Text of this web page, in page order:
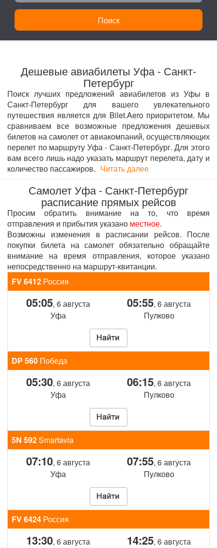
Поиск
Дешевые авиабилеты Уфа - Санкт-
Петербург
Поиск лучших предложений авиабилетов из Уфы в
Санкт-Петербург для вашего увлекательного
путешествия является для Bilet.Aero приоритетом. Мы
сравниваем все возможные предложения дешевых
билетов на самолет от авиакомпаний, осуществляющих
перелет по маршруту Уфа - Санкт-Петербург. Для этого
вам всего лишь надо указать маршрут перелета, дату и
количество пассажиров. Читать далее
Самолет Уфа - Санкт-Петербург
расписание прямых рейсов
Просим обратить внимание на то, что время
отправления и прибытия указано местное.
Возможны изменения в расписании рейсов. После
покупки билета на самолет обязательно обращайте
внимание на время отправления, которое указано
непосредственно на маршрут-квитанции.
FV 6412 Россия
05:05, 6 августа
Уфа
05:55, 6 августа
Пулково
DP 560 Победа
05:30, 6 августа
Уфа
06:15, 6 августа
Пулково
5N 592Smartavia
07:10, 6 августа
Уфа
07:55, 6 августа
Пулково
FV 6424 Россия
13:30, 6 августа
14:25, 6 августа